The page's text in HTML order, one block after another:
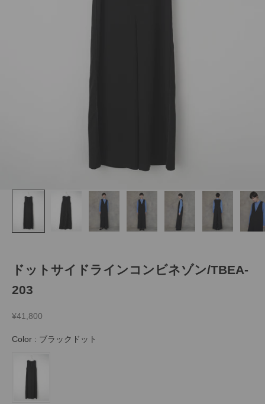
ドットサイドラインコンビネゾン/TBEA-
203
セール価格
¥41,800
Color : ブラックドット